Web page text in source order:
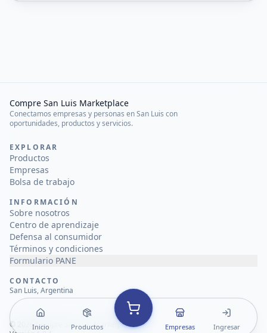
Inicio Productos Empresas Ingresar
Compre San Luis Marketplace
Conectamos empresas y personas en San Luis con
oportunidades, productos y servicios.
EXPLORAR
Productos
Empresas
Bolsa de trabajo
INFORMACIÓN
Sobre nosotros
Centro de aprendizaje
Defensa al consumidor
Términos y condiciones
Formulario PANE
CONTACTO
San Luis, Argentina
© 2026Compre San Luis Marketplace